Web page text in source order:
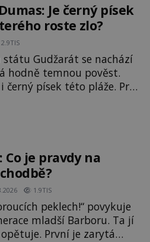
Je černý písek
roste zlo?
2.9TIS
státu Gudžarát se nachází
hodně temnou pověst.
písek této pláže. Proč
Nakolik jsou
došlo k
pláž Dumas ve městě Surat. Gu
je pravdy na
1.9TIS
peklech!“ povykuje
mladší Barboru. Ta jí
První je zarytá